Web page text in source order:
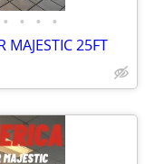
• • • •
MAJESTIC 25FT